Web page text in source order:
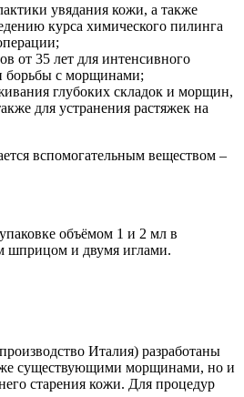
увядания кожи, а также
курса химического пилинга
от 35 лет для интенсивного
борьбы с морщинами;
глубоких складок и морщин,
для устранения растяжек на
вспомогательным веществом –
объёмом 1 и 2 мл в
шприцом и двумя иглами.
Италия) разработаны
существующими морщинами, но и
старения кожи. Для процедур